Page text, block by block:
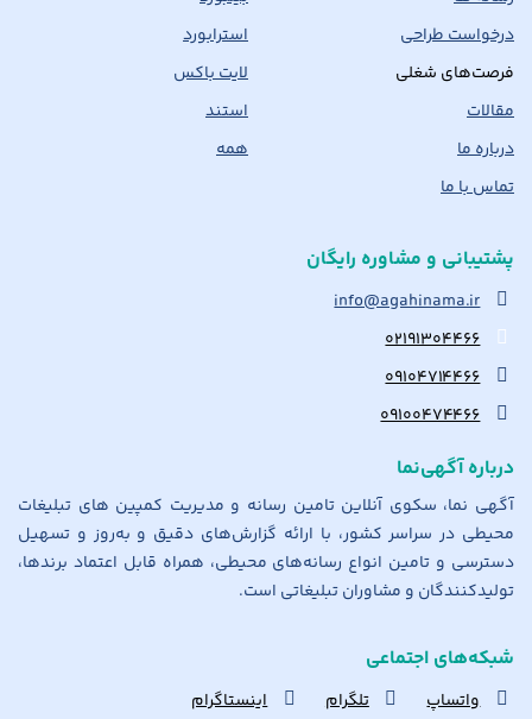
درخواست طراحی
فرصت‌های شغلی
مقالات
درباره ما
تماس با ما
استرابورد
لایت باکس
استند
همه
پشتیبانی و مشاوره رایگان
info@agahinama.ir
۰۲۱۹۱۳۰۴۴۶۶
۰۹۱۰۴۷۱۴۴۶۶
۰۹۱۰۰۴۷۴۴۶۶
درباره آگهی‌نما
آگهی نما، سکوی آنلاین تامین رسانه و مدیریت کمپین های تبلیغات
محیطی در سراسر کشور، با ارائه گزارش‌های دقیق و به‌روز و تسهیل
دسترسی و تامین انواع رسانه‌های محیطی، همراه قابل اعتماد برندها،
تولیدکنندگان و مشاوران تبلیغاتی است.
شبکه‌های اجتماعی
واتساپ تلگرام اینستاگرام